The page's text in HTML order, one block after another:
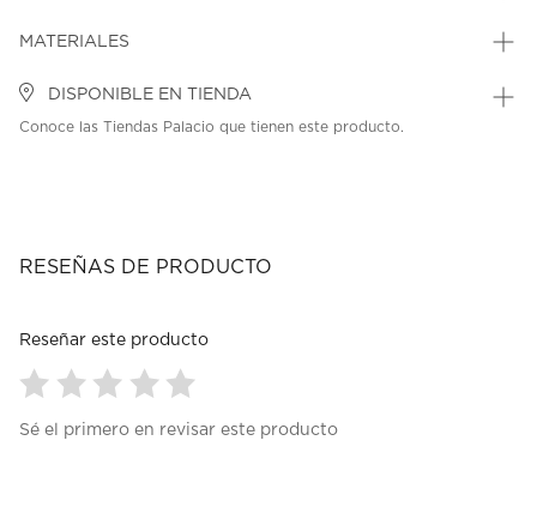
MATERIALES
DISPONIBLE EN TIENDA
Conoce las Tiendas Palacio que tienen este producto.
RESEÑAS DE PRODUCTO
Reseñar este producto
paraparaparaparapara
Sé el primero en revisar este producto